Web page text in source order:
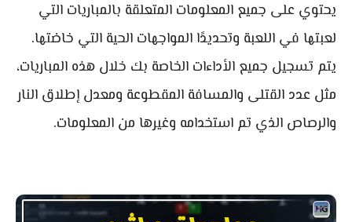
يحتوي على جميع المعلومات المتعلقة بالمباريات التي
لعبتها في اللعبة وتحديدًا المواجهات الحية التي خاضتها.
يتم تسجيل جميع الأداءات الخاصة بك خلال هذه المباريات،
مثل عدد القتلى والمسافة المقطوعة ومعدل إطلاق النار
والرصاص الذي تم استخدامه وغيرها من المعلومات.